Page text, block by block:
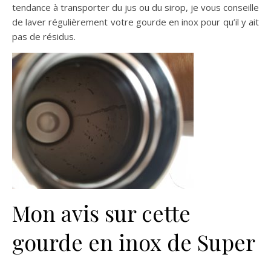
tendance à transporter du jus ou du sirop, je vous conseille
de laver régulièrement votre gourde en inox pour qu’il y ait
pas de résidus.
Mon avis sur cette
gourde en inox de Super